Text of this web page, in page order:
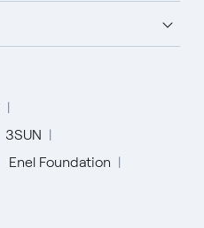
3SUN
Enel Foundation